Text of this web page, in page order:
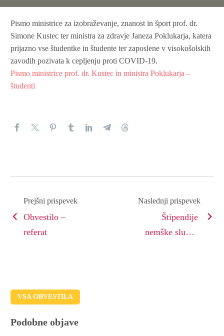
Pismo ministrice za izobraževanje, znanost in šport prof. dr.
Simone Kustec ter ministra za zdravje Janeza Poklukarja, katera
prijazno vse študentke in študente ter zaposlene v visokošolskih
zavodih pozivata k cepljenju proti COVID-19.
Pismo ministrice prof. dr. Kustec in ministra Poklukarja –
študenti
Prejšni prispevek
Obvestilo –
referat
Naslednji prispevek
Štipendije
nemške službe
VSA OBVESTILA
Podobne objave